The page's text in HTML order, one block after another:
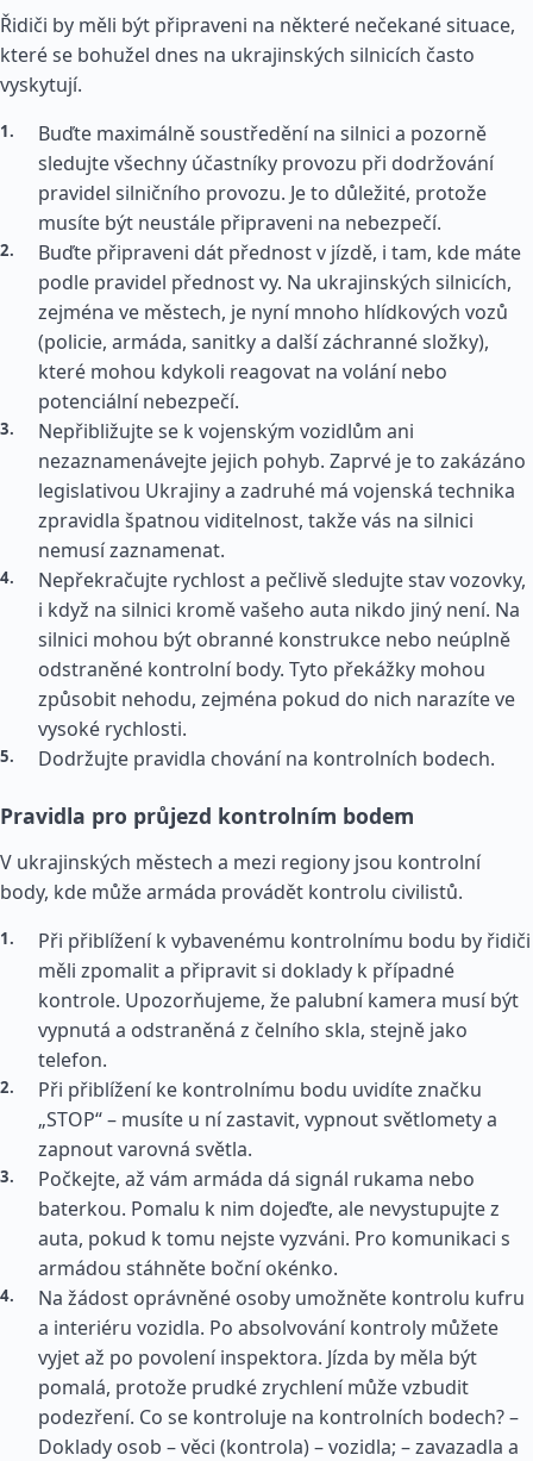
Řidiči by měli být připraveni na některé nečekané situace,
které se bohužel dnes na ukrajinských silnicích často
vyskytují.
Buďte maximálně soustředění na silnici a pozorně
sledujte všechny účastníky provozu při dodržování
pravidel silničního provozu. Je to důležité, protože
musíte být neustále připraveni na nebezpečí.
Buďte připraveni dát přednost v jízdě, i tam, kde máte
podle pravidel přednost vy. Na ukrajinských silnicích,
zejména ve městech, je nyní mnoho hlídkových vozů
(policie, armáda, sanitky a další záchranné složky),
které mohou kdykoli reagovat na volání nebo
potenciální nebezpečí.
Nepřibližujte se k vojenským vozidlům ani
nezaznamenávejte jejich pohyb. Zaprvé je to zakázáno
legislativou Ukrajiny a zadruhé má vojenská technika
zpravidla špatnou viditelnost, takže vás na silnici
nemusí zaznamenat.
Nepřekračujte rychlost a pečlivě sledujte stav vozovky,
i když na silnici kromě vašeho auta nikdo jiný není. Na
silnici mohou být obranné konstrukce nebo neúplně
odstraněné kontrolní body. Tyto překážky mohou
způsobit nehodu, zejména pokud do nich narazíte ve
vysoké rychlosti.
Dodržujte pravidla chování na kontrolních bodech.
Pravidla pro průjezd kontrolním bodem
V ukrajinských městech a mezi regiony jsou kontrolní
body, kde může armáda provádět kontrolu civilistů.
Při přiblížení k vybavenému kontrolnímu bodu by řidiči
měli zpomalit a připravit si doklady k případné
kontrole. Upozorňujeme, že palubní kamera musí být
vypnutá a odstraněná z čelního skla, stejně jako
telefon.
Při přiblížení ke kontrolnímu bodu uvidíte značku
„STOP“ – musíte u ní zastavit, vypnout světlomety a
zapnout varovná světla.
Počkejte, až vám armáda dá signál rukama nebo
baterkou. Pomalu k nim dojeďte, ale nevystupujte z
auta, pokud k tomu nejste vyzváni. Pro komunikaci s
armádou stáhněte boční okénko.
Na žádost oprávněné osoby umožněte kontrolu kufru
a interiéru vozidla. Po absolvování kontroly můžete
vyjet až po povolení inspektora. Jízda by měla být
pomalá, protože prudké zrychlení může vzbudit
podezření. Co se kontroluje na kontrolních bodech? –
Doklady osob – věci (kontrola) – vozidla; – zavazadla a